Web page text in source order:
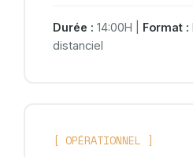
Durée : 14:00H | Format :
distanciel
[ OPÉRATIONNEL ]